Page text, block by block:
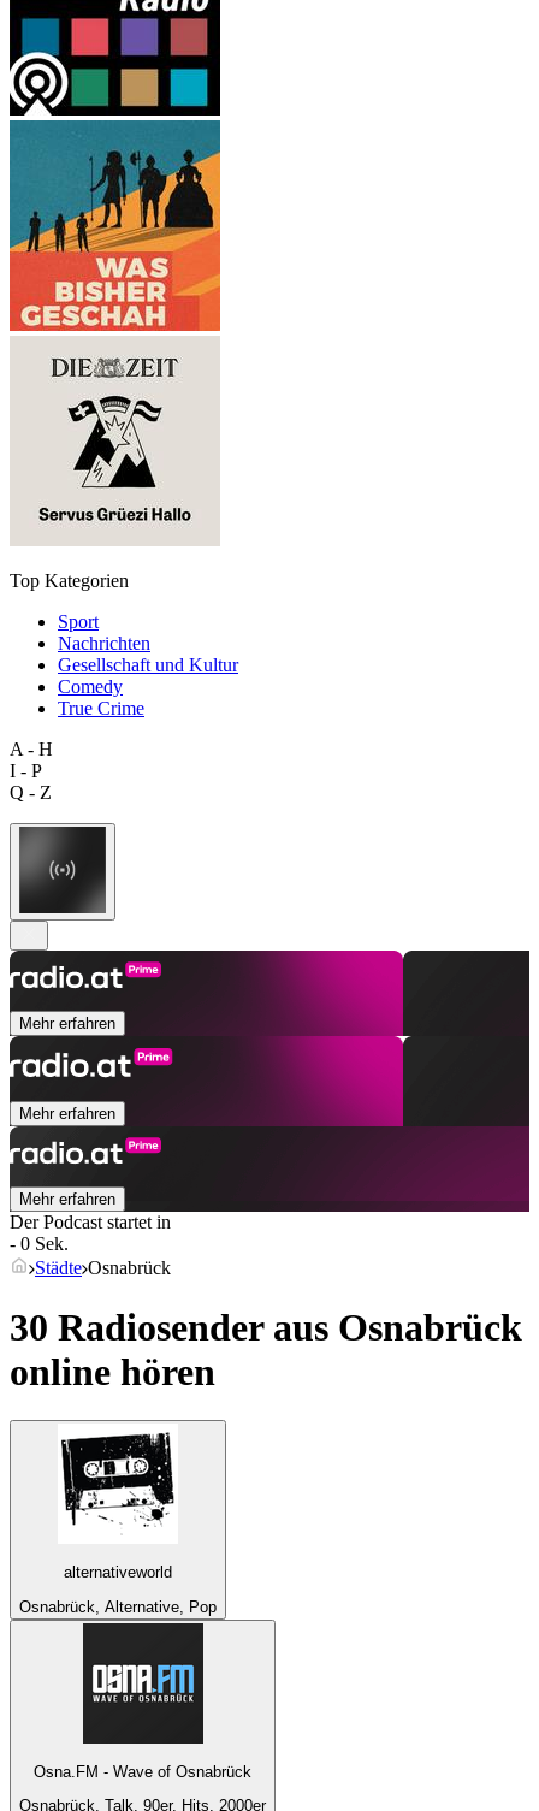
Top Kategorien
Sport
Nachrichten
Gesellschaft und Kultur
Comedy
True Crime
A - H
I - P
Q - Z
Mehr erfahren
Mehr erfahren
Mehr erfahren
Der Podcast startet in
- 0 Sek.
Städte Osnabrück
30 Radiosender aus Osnabrück
online hören
alternativeworld
Osnabrück, Alternative, Pop
Osna.FM - Wave of Osnabrück
Osnabrück, Talk, 90er, Hits, 2000er